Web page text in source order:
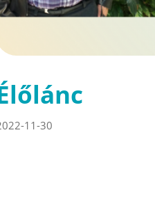
11-30